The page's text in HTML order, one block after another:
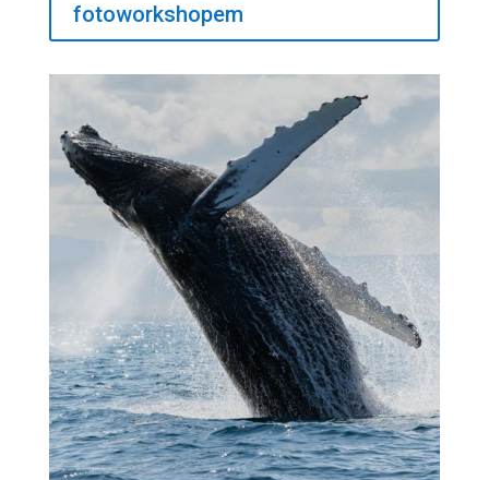
fotoworkshopem